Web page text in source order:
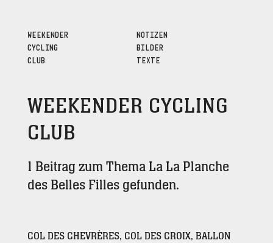
WEEKENDER
CYCLING
CLUB
NOTIZEN
BILDER
TEXTE
WEEKENDER CYCLING
CLUB
1 Beitrag zum Thema La La Planche
des Belles Filles gefunden.
COL DES CHEVRÈRES, COL DES CROIX, BALLON